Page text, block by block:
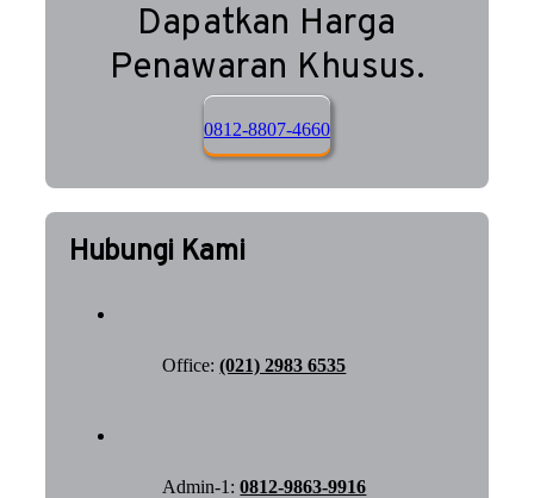
Dapatkan Harga
Penawaran Khusus.
0812-8807-4660
Hubungi Kami
Office:(021) 2983 6535
Admin-1:0812-9863-9916